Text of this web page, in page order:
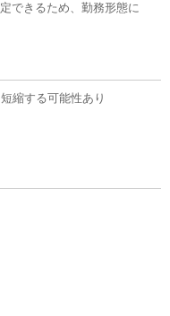
できるため、勤務形態に
縮する可能性あり